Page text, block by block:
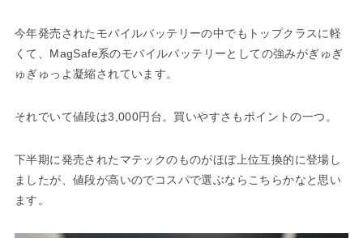
今年発売されたモバイルバッテリーの中でもトップクラスに軽
くて、MagSafe系のモバイルバッテリーとしての強みがぎゅぎ
ゅぎゅっよ凝縮されています。
それでいて値段は3,000円台。買いやすさもポイントの一つ。
下半期に発売されたマテックのものがほぼ上位互換的に登場し
ましたが、値段が高いのでコスパで選ぶならこちらかなと思い
ます。